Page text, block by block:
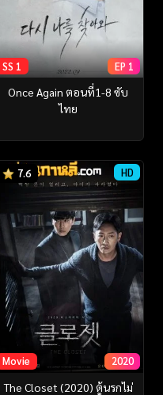
SS 1 EP 1
Once Again ตอนที่1-8 ซับ
ไทย
7.6 HD
Movie 2020
The Closet (2020) ตู้นรกไม่